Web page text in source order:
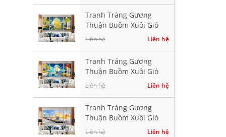
Tranh Tráng Gương
Thuận Buồm Xuôi Gió
Hiện Đại HD40384
Liên hệ Liên hệ
Tranh Tráng Gương
Thuận Buồm Xuôi Gió
Hiện Đại HD41520
Liên hệ Liên hệ
Tranh Tráng Gương
Thuận Buồm Xuôi Gió
Hiện Đại TK897
Liên hệ Liên hệ